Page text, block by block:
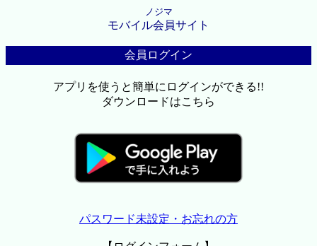
ノジマ
モバイル会員サイト
会員ログイン
アプリを使うと簡単にログインができる!!
ダウンロードはこちら
パスワード未設定・お忘れの方